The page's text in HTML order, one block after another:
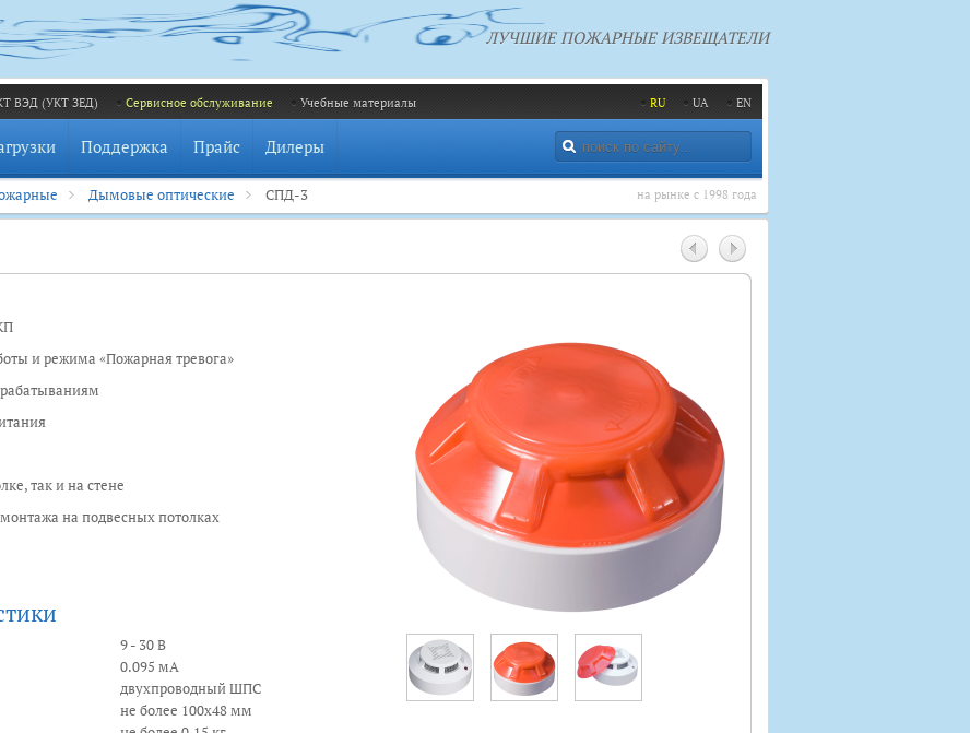
ЛУЧШИЕ ПОЖАРНЫЕ ИЗВЕЩАТЕЛИ
ВЭД (УКТ ЗЕД) Сервисное обслуживание Учебные материалы RU UA EN
Поддержка Прайс Дилеры
на рынке с 1998 года
Дымовые оптические СПД-3
и режима «Пожарная тревога»
так и на стене
на подвесных потолках
9 - 30 В
0.095 мА
двухпроводный ШПС
не более 100х48 мм